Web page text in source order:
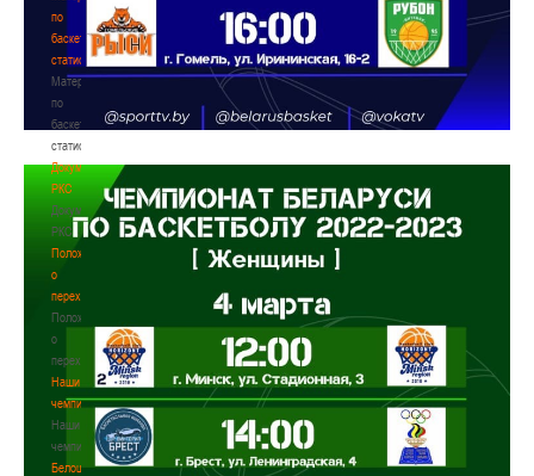
по
баскетбольной
статистике
Материалы
по
баскетбольной
статистике
Документы
РКС
Документы
РКС
Положение
о
переходах
Положение
о
переходах
Наши
чемпионы
Наши
чемпионы
Белошапко